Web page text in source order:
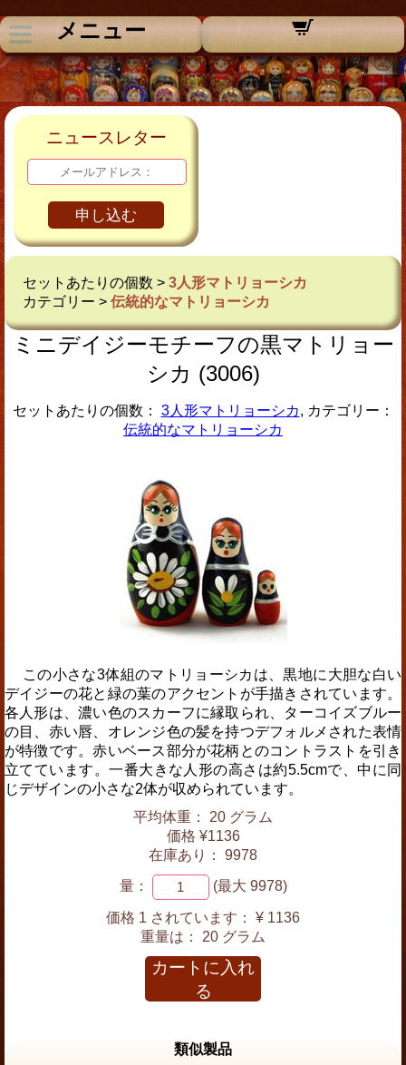
メニュー
ニュースレター
申し込む
セットあたりの個数 > 3人形マトリョーシカ
カテゴリー > 伝統的なマトリョーシカ
ミニデイジーモチーフの黒マトリョー
シカ (3006)
セットあたりの個数： 3人形マトリョーシカ, カテゴリー：
伝統的なマトリョーシカ
この小さな3体組のマトリョーシカは、黒地に大胆な白い
デイジーの花と緑の葉のアクセントが手描きされています。
各人形は、濃い色のスカーフに縁取られ、ターコイズブルー
の目、赤い唇、オレンジ色の髪を持つデフォルメされた表情
が特徴です。赤いベース部分が花柄とのコントラストを引き
立てています。一番大きな人形の高さは約5.5cmで、中に同
じデザインの小さな2体が収められています。
平均体重： 20 グラム
価格 ¥1136
在庫あり： 9978
量： (最大 9978)
価格 1 されています：
¥ 1136
重量は： 20 グラム
カートに入れ
る
類似製品